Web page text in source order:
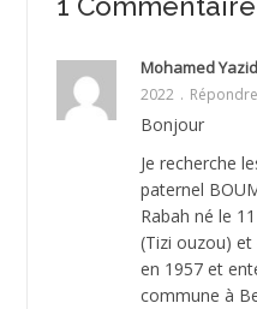
Mohamed
2022
Répondre
Bonjour
Je recherche
paternel
Rabah né le
(Tizi ouzou) et
en 1957 et
commune à